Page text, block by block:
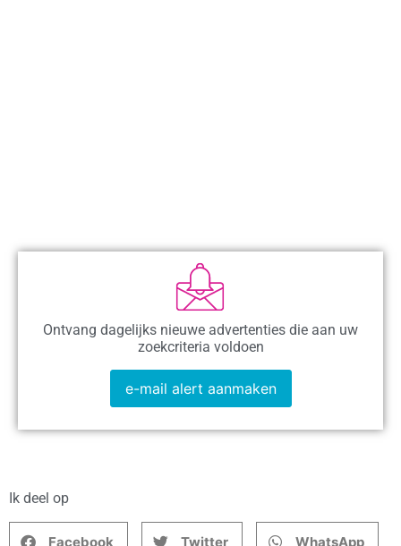
Ontvang dagelijks nieuwe advertenties die aan uw
zoekcriteria voldoen
e-mail alert aanmaken
Ik deel op
Facebook Twitter WhatsApp